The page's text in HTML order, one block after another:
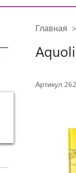
Главная
Артикул 262